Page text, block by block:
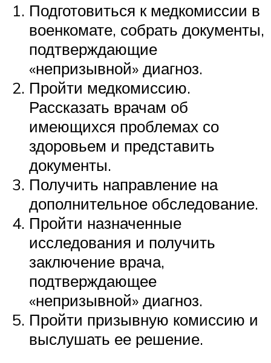
Подготовиться к медкомиссии в
военкомате, собрать документы,
подтверждающие
«непризывной» диагноз.
Пройти медкомиссию.
Рассказать врачам об
имеющихся проблемах со
здоровьем и представить
документы.
Получить направление на
дополнительное обследование.
Пройти назначенные
исследования и получить
заключение врача,
подтверждающее
«непризывной» диагноз.
Пройти призывную комиссию и
выслушать ее решение.